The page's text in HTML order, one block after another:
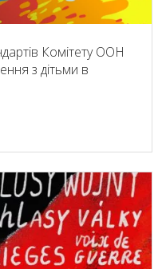
Комітету ООН
з дітьми в